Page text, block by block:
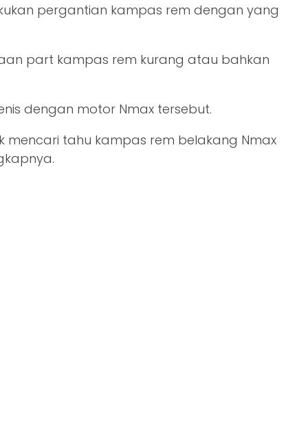
pergantian kampas rem dengan yang
part kampas rem kurang atau bahkan
dengan motor Nmax tersebut.
tahu kampas rem belakang Nmax